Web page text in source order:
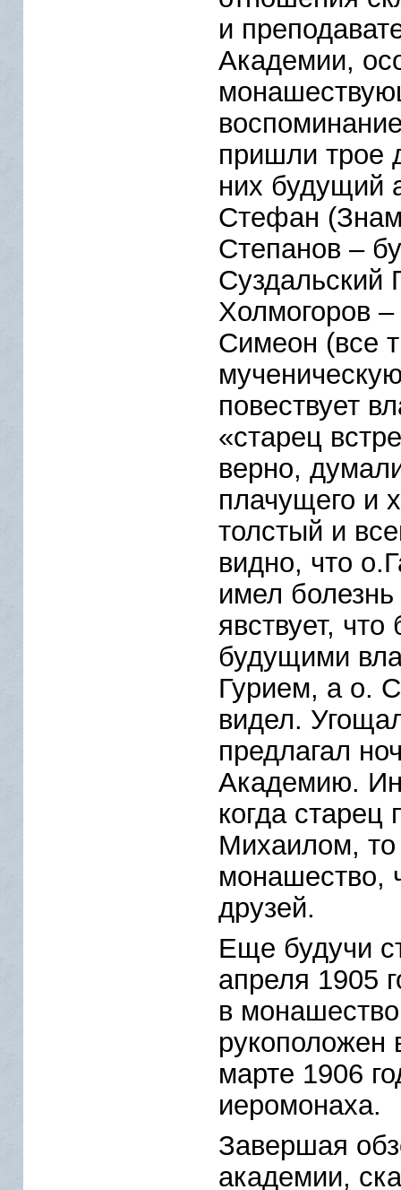
и
Академии,
пришли трое
них будущий
Стефан
Степанов –
Суздальский
Холмогоров
Симеон (все
повествует
«старец
верно,
плачущего и
толстый и
видно, что
имел
явствует,
будущими
Гурием, а о.
видел.
предлагал
Академию.
когда
Михаилом, то
монашество,
друзей.
Еще будучи
апреля 1905
в
рукоположен
марте 1906
иеромонаха.
Завершая
академии,